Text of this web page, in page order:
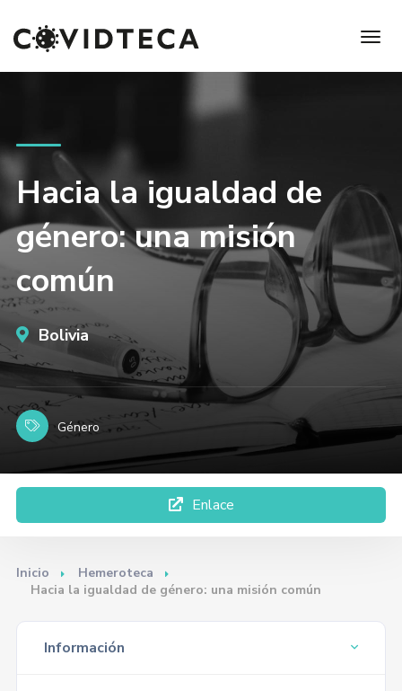
Hacia la igualdad de
género: una misión
común
Bolivia
Género
Enlace
Inicio
Hemeroteca
Hacia la igualdad de género: una misión común
Información